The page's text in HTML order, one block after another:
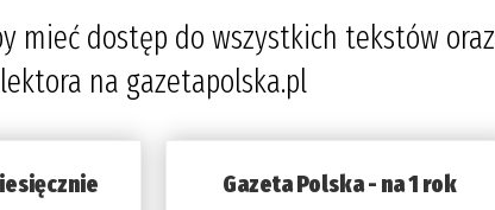
mieć dostęp do wszystkich tekstów oraz
lektora na gazetapolska.pl
Gazeta Polska - na 1 rok